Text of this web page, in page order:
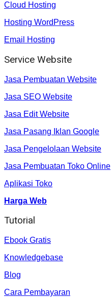
Cloud Hosting
Hosting WordPress
Email Hosting
Service Website
Jasa Pembuatan Website
Jasa SEO Website
Jasa Edit Website
Jasa Pasang Iklan Google
Jasa Pengelolaan Website
Jasa Pembuatan Toko Online
Aplikasi Toko
Harga Web
Tutorial
Ebook Gratis
Knowledgebase
Blog
Cara Pembayaran